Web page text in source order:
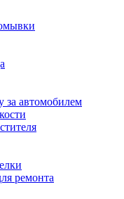
за автомобилем
ремонта